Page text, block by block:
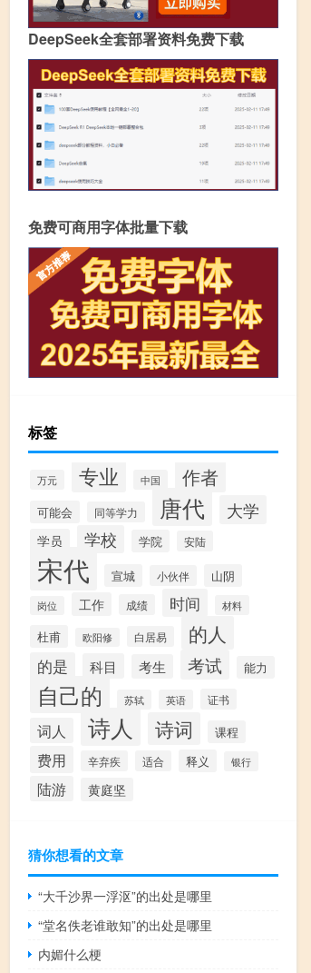
DeepSeek全套部署资料免费下载
免费可商用字体批量下载
标签
万元 专业 中国 作者
可能会 同等学力 唐代 大学
学员 学校 学院 安陆
宋代 宣城 小伙伴 山阴
岗位 工作 成绩 时间 材料
杜甫 欧阳修 白居易 的人
的是 科目 考生 考试 能力
自己的 苏轼 英语 证书
词人 诗人 诗词 课程
费用 辛弃疾 适合 释义 银行
陆游 黄庭坚
猜你想看的文章
“大千沙界一浮沤”的出处是哪里
“堂名佚老谁敢知”的出处是哪里
内媚什么梗